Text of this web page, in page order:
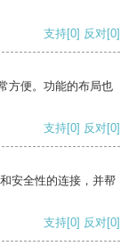
支持[0] 反对[0]
方便。功能的布局也
支持[0] 反对[0]
安全性的连接，并帮
支持[0] 反对[0]